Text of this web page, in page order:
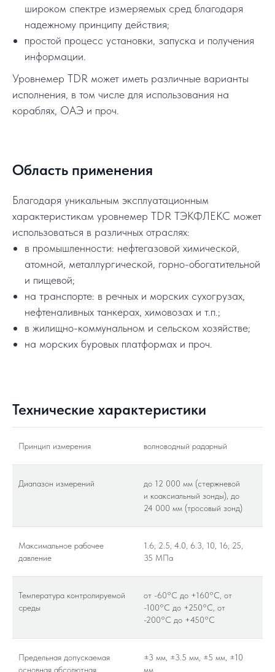
широком спектре измеряемых сред благодаря
надежному принципу действия;
простой процесс установки, запуска и получения
информации.
Уровнемер TDR может иметь различные варианты
исполнения, в том числе для использования на
кораблях, ОАЭ и проч.
Область применения
Благодаря уникальным эксплуатационным
характеристикам уровнемер TDR ТЭКФЛЕКС может
использоваться в различных отраслях:
в промышленности: нефтегазовой химической,
атомной, металлургической, горно-обогатительной
и пищевой;
на транспорте: в речных и морских сухогрузах,
нефтеналивных танкерах, химовозах и т.п.;
в жилищно-коммунальном и сельском хозяйстве;
на морских буровых платформах и проч.
Технические характеристики
Принцип измерения волноводный радарный
Диапазон измерений
до 12 000 мм (стержневой
и коаксиальный зонды), до
24 000 мм (тросовый зонд)
Максимальное рабочее
давление
1.6, 2.5, 4.0, 6.3, 10, 16, 25,
35 МПа
Температура контролируемой
среды
от -60°C до +160°C, от
-100°C до +250°C, от
-200°C до +450°C
Предельная допускаемая
основная абсолютная
±3 мм, ±3.5 мм, ±5 мм, ±10
мм